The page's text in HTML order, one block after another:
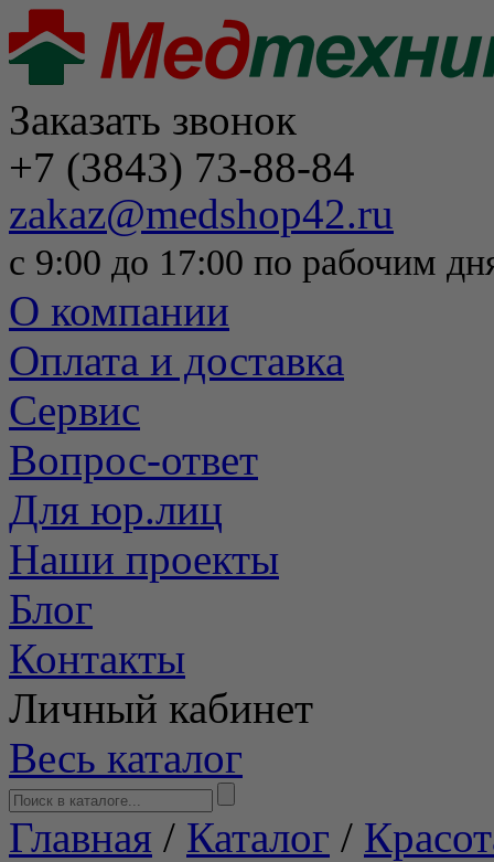
Заказать звонок
+7 (3843) 73-88-84
zakaz@medshop42.ru
с 9:00 до 17:00 по рабочим
О компании
Оплата и доставка
Сервис
Вопрос-ответ
Для юр.лиц
Наши проекты
Блог
Контакты
Личный кабинет
Весь каталог
Главная / Каталог /